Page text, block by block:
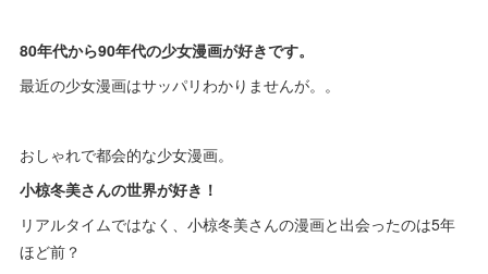
80年代から90年代の少女漫画が好きです。
最近の少女漫画はサッパリわかりませんが。。
おしゃれで都会的な少女漫画。
小椋冬美さんの世界が好き！
リアルタイムではなく、小椋冬美さんの漫画と出会ったのは5年
ほど前？